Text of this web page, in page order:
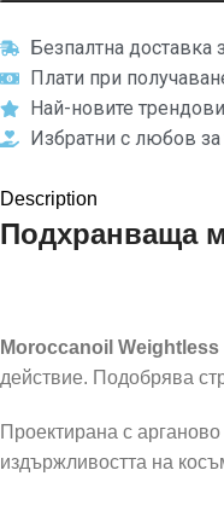
Безпалтна доставка
Плати при
Най-новите
Избратни с любов за
Description
Подхранваща
Moroccanoil
действие. Подобрява
Проектирана с
издържливостта на